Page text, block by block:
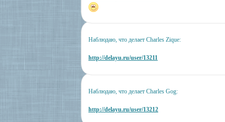
Наблюдаю, что делает Charles Zique:
http://delayu.ru/user/13211
Наблюдаю, что делает Charles Gog:
http://delayu.ru/user/13212